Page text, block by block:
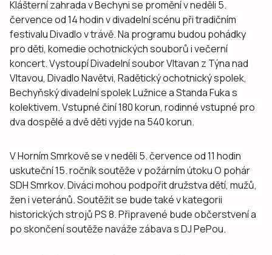
Klášterní zahrada v Bechyni se promění v neděli 5.
července od 14 hodin v divadelní scénu při tradičním
festivalu Divadlo v trávě. Na programu budou pohádky
pro děti, komedie ochotnických souborů i večerní
koncert. Vystoupí Divadelní soubor Vltavan z Týna nad
Vltavou, Divadlo Navětvi, Radětický ochotnický spolek,
Bechyňský divadelní spolek Lužnice a Standa Fuka s
kolektivem. Vstupné činí 180 korun, rodinné vstupné pro
dva dospělé a dvě děti vyjde na 540 korun.
V Horním Smrkově se v neděli 5. července od 11 hodin
uskuteční 15. ročník soutěže v požárním útoku O pohár
SDH Smrkov. Diváci mohou podpořit družstva dětí, mužů,
žen i veteránů. Soutěžit se bude také v kategorii
historických strojů PS 8. Připravené bude občerstvení a
po skončení soutěže naváže zábava s DJ PePou.